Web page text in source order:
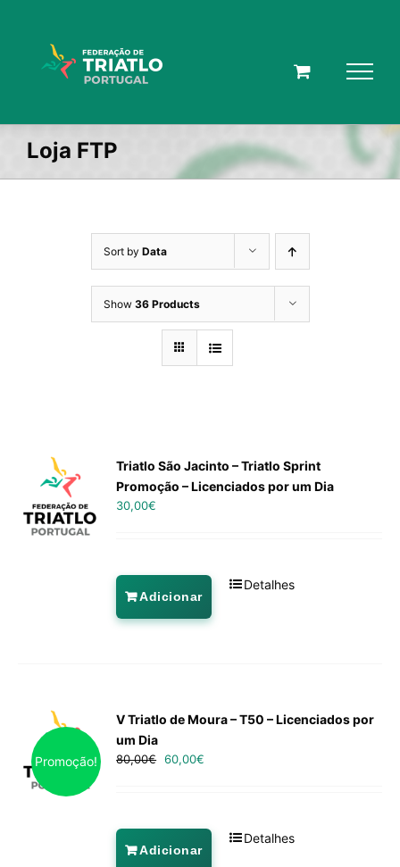
Loja FTP
Sort by Data
Show 36 Products
Triatlo São Jacinto – Triatlo Sprint
Promoção – Licenciados por um Dia
30,00€
Adicionar
Detalhes
Promoção!
V Triatlo de Moura – T50 – Licenciados por
um Dia
80,00€ 60,00€
Adicionar
Detalhes